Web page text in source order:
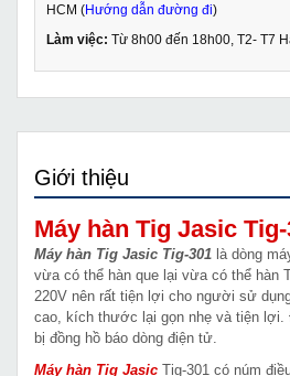
HCM (Hướng dẫn đường đi)
Làm việc: Từ 8h00 đến 18h00, T2- T7
Giới thiệu
Máy hàn Tig Jasic
Máy hàn Tig Jasic Tig-301 là dòng
vừa có thể hàn que lại vừa có thể hàn
220V nên rất tiện lợi cho người sử
cao, kích thước lại gọn nhẹ và tiện
bị đồng hồ báo dòng điện tử.
Máy hàn Tig Jasic Tig-301 có núm